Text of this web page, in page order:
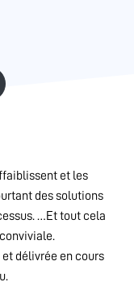
et les
des solutions
…Et tout cela
et délivrée en cours